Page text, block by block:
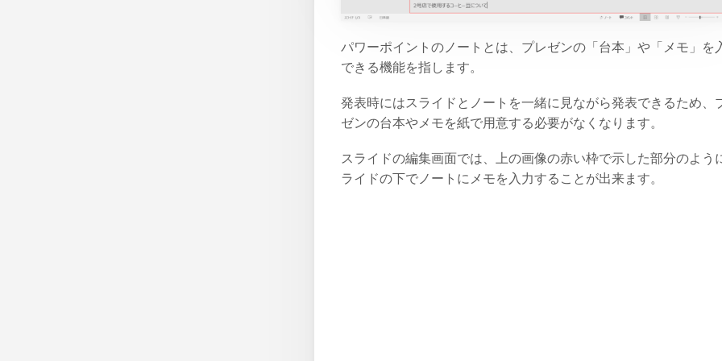
パワーポイントのノートとは、プレゼンの「台本」や「メモ」を
できる機能を指します。
発表時にはスライドとノートを一緒に見ながら発表できるため、
ゼンの台本やメモを紙で用意する必要がなくなります。
スライドの編集画面では、上の画像の赤い枠で示した部分のよう
ライドの下でノートにメモを入力することが出来ます。